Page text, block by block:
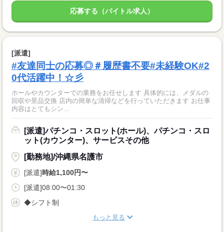
応募する（バイトル求人）
[派遣]
#友達同士の応募◎＃履歴書不要#未経験OK#2
0代活躍中！☆彡
ホールやカウンターでの業務をお任せします 具体的には、メダルの
回収や景品交換 店内の簡単な清掃などを行っていただきます お仕事
内容はとてもシン...
[派遣]パチンコ・スロット(ホール)、パチンコ・スロ
ット(カウンター)、サービスその他
[勤務地]/沖縄県名護市
[派遣]時給1,100円〜
[派遣]08:00〜01:30
◆シフト制
もっと見る